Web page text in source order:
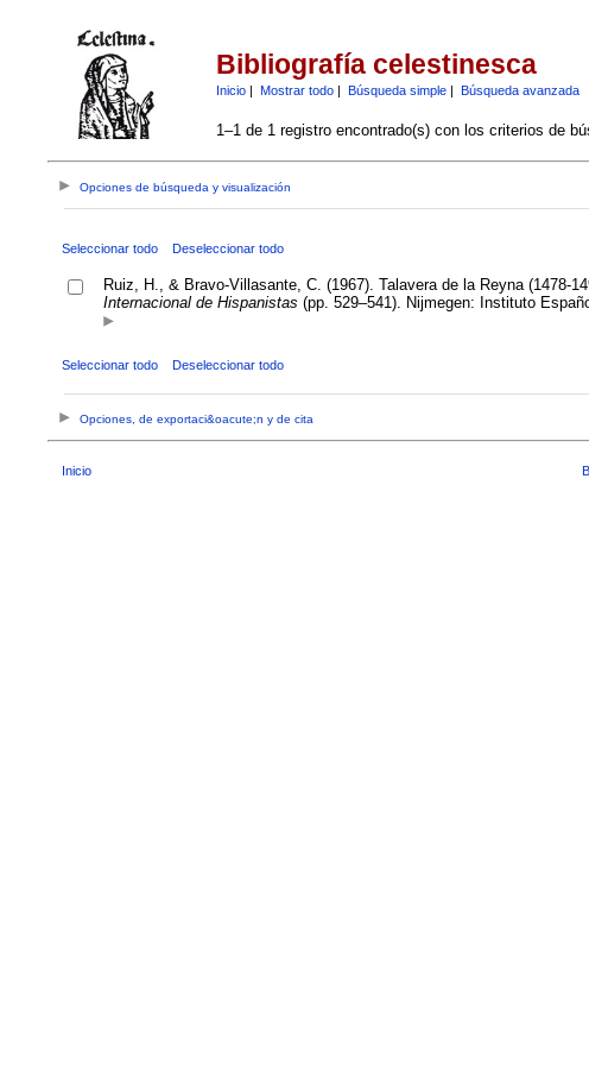
Bibliografía celestinesca
Inicio| Mostrar todo| Búsqueda simple| Búsqueda avanzada
1–1 de 1 registro encontrado(s) con los criterios de
Opciones de búsqueda y visualización
Seleccionar todo Deseleccionar todo
Ruiz, H., & Bravo-Villasante, C. (1967). Talavera de la Reyna (1478-
Internacional de Hispanistas (pp. 529–541). Nijmegen: Instituto
Seleccionar todo Deseleccionar todo
Opciones, de exportaci&oacute;n y de cita
Inicio